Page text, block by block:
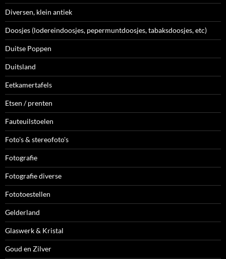
Diversen, klein antiek
Doosjes (lodereindoosjes, pepermuntdoosjes, tabaksdoosjes, etc)
Duitse Poppen
Duitsland
Eetkamertafels
Etsen / prenten
Fauteuilstoelen
Foto's & stereofoto's
Fotografie
Fotografie diverse
Fototoestellen
Gelderland
Glaswerk & Kristal
Goud en Zilver